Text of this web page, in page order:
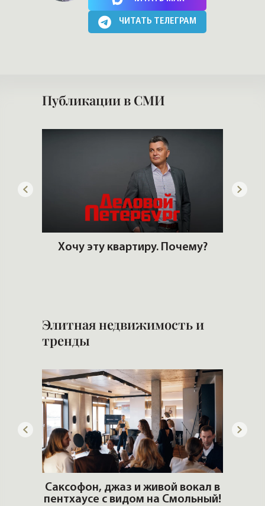
ЧИТАТЬ ТЕЛЕГРАМ
Публикации в СМИ
Хочу эту квартиру. Почему?
Элитная недвижимость и
тренды
Саксофон, джаз и живой вокал в
пентхаусе с видом на Смольный!